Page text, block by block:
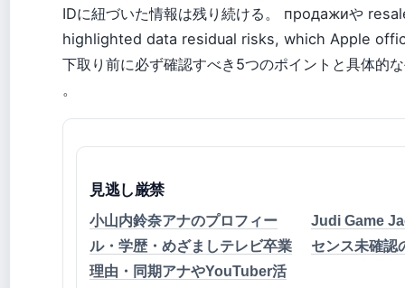
IDに紐づいた情報は残り続ける。 продажиや
highlighted data residual risks, which Apple
下取り前に必ず確認すべき5つのポイントと具体的
。
見逃し厳禁
小山内鈴奈アナのプロフィー
ル・学歴・めざましテレビ卒業
理由・同期アナやYouTuber活
Judi Game
センス未確認